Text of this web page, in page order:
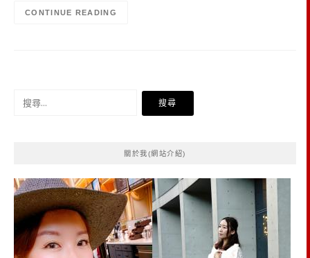
CONTINUE READING
關於我(網站介紹)